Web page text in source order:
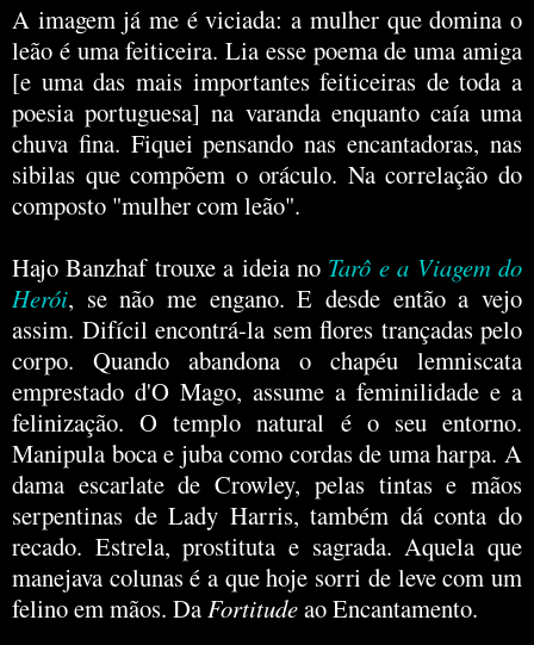
A imagem já me é viciada: a mulher que domina o
leão é uma feiticeira. Lia esse poema de uma amiga
[e uma das mais importantes feiticeiras de toda a
poesia portuguesa] na varanda enquanto caía uma
chuva fina. Fiquei pensando nas encantadoras, nas
sibilas que compõem o oráculo. Na correlação do
composto "mulher com leão".
Hajo Banzhaf trouxe a ideia no Tarô e a Viagem do
Herói, se não me engano. E desde então a vejo
assim. Difícil encontrá-la sem flores trançadas pelo
corpo. Quando abandona o chapéu lemniscata
emprestado d'O Mago, assume a feminilidade e a
felinização. O templo natural é o seu entorno.
Manipula boca e juba como cordas de uma harpa. A
dama escarlate de Crowley, pelas tintas e mãos
serpentinas de Lady Harris, também dá conta do
recado. Estrela, prostituta e sagrada. Aquela que
manejava colunas é a que hoje sorri de leve com um
felino em mãos. DaFortitudeao Encantamento.